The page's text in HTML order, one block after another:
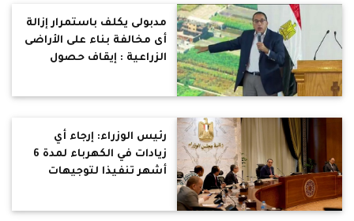
مدبولى يكلف باستمرار إزالة
أى مخالفة بناء على الأراضى
الزراعية : إيقاف حصول
رئيس الوزراء: إرجاء أي
زيادات في الكهرباء لمدة 6
أشهر تنفيذا لتوجيهات